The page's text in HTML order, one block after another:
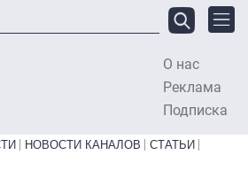
О нас
Реклама
Подписка
НОВОСТИ КАНАЛОВ
СТАТЬИ